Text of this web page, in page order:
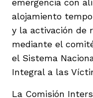
emergencia con
alojamiento
y la activación de
mediante el
el Sistema
Integral a las
La Comisión